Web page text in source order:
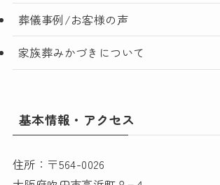
葬儀事例/お客様の声
家族葬みかづきについて
基本情報・アクセス
住所：〒564-0026